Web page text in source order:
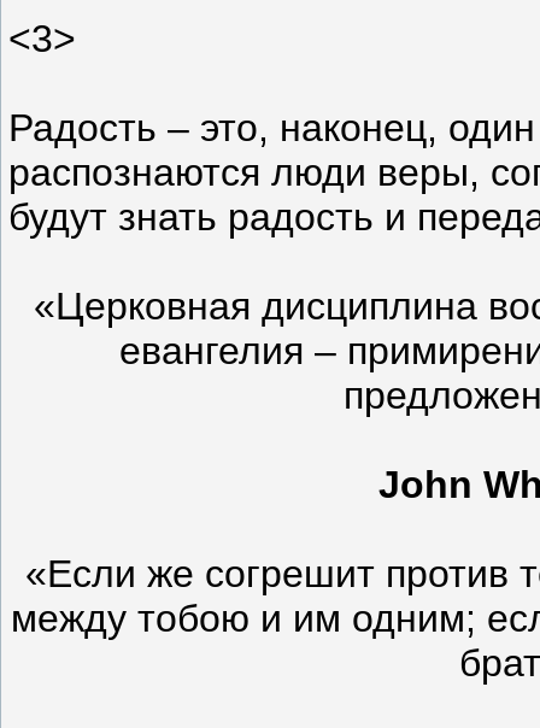
<3>
Радость – это, наконец,
распознаются люди веры,
будут знать радость и
«Церковная дисциплина
евангелия –
John
«Если же согрешит против
между тобою и им одним;